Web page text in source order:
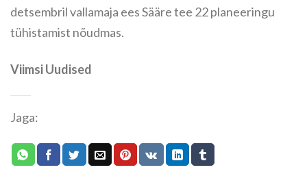
detsembril vallamaja ees Sääre tee 22 planeeringu
tühistamist nõudmas.
Viimsi Uudised
Jaga: